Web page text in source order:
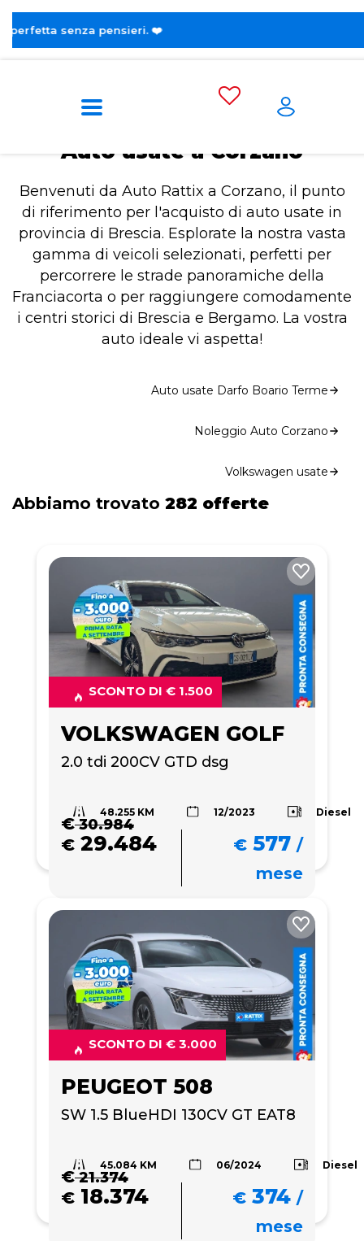
Home Auto usate a Corzano
Auto usate a Corzano
Benvenuti da Auto Rattix a Corzano, il punto
di riferimento per l'acquisto di auto usate in
provincia di Brescia. Esplorate la nostra vasta
gamma di veicoli selezionati, perfetti per
percorrere le strade panoramiche della
Franciacorta o per raggiungere comodamente
i centri storici di Brescia e Bergamo. La vostra
auto ideale vi aspetta!
Auto usate Darfo Boario Terme
Noleggio Auto Corzano
Volkswagen usate
Abbiamo trovato 282 offerte
SCONTO DI € 1.500
VOLKSWAGEN GOLF
2.0 tdi 200CV GTD dsg
48.255 KM 12/2023 Diesel
€30.984
€ 29.484 € 577 /
mese
SCONTO DI € 3.000
PEUGEOT 508
SW 1.5 BlueHDI 130CV GT EAT8
45.084 KM 06/2024 Diesel
€21.374
€ 18.374 € 374 /
mese